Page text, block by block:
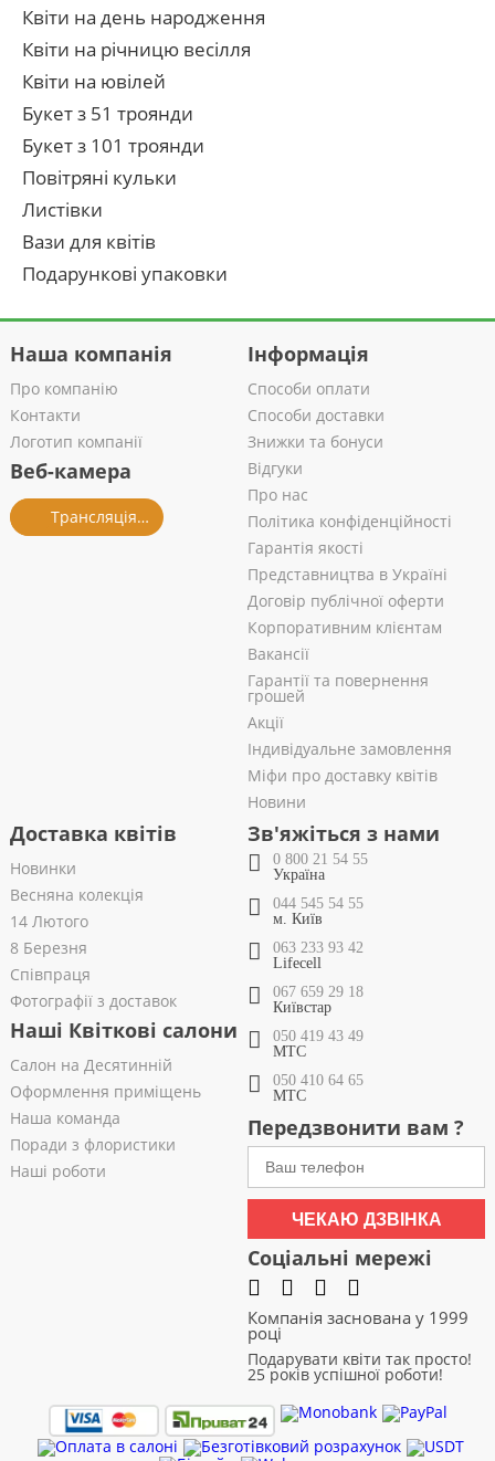
Квіти на день народження
Квіти на річницю весілля
Квіти на ювілей
Букет з 51 троянди
Букет з 101 троянди
Повітряні кульки
Листівки
Вази для квітів
Подарункові упаковки
Наша компанія
Про компанію
Контакти
Логотип компанії
Веб-камера
Трансляція із салону
Інформація
Способи оплати
Способи доставки
Знижки та бонуси
Відгуки
Про нас
Політика конфіденційності
Гарантія якості
Представництва в Україні
Договір публічної оферти
Корпоративним клієнтам
Вакансії
Гарантії та повернення
грошей
Акції
Індивідуальне замовлення
Міфи про доставку квітів
Новини
Доставка квітів
Новинки
Весняна колекція
14 Лютого
8 Березня
Співпраця
Фотографії з доставок
Наші Квіткові салони
Салон на Десятинній
Оформлення приміщень
Наша команда
Поради з флористики
Наші роботи
Зв'яжіться з нами
0 800 21 54 55
Україна
044 545 54 55
м. Київ
063 233 93 42
Lifecell
067 659 29 18
Київстар
050 419 43 49
МТС
050 410 64 65
МТС
Передзвонити вам ?
ЧЕКАЮ ДЗВІНКА
Соціальні мережі
Компанія заснована у 1999
році
Подарувати квіти так просто!
25 років успішної роботи!